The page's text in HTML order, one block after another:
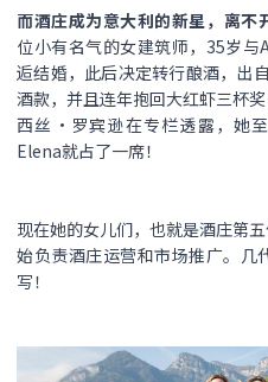
而酒庄成为意大利的新星，离
位小有名气的女建筑师，35岁
逅结婚，此后决定转行酿酒，出
酒款，并且连年抱回大红虾三杯
西丝·罗宾逊在专栏透露，她
Elena就占了一席！
现在她的女儿们，也就是酒庄第
始负责酒庄运营和市场推广。几
写！